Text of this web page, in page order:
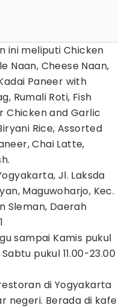
ini meliputi Chicken
Naan, Cheese Naan,
Paneer with
Rumali Roti, Fish
Chicken and Garlic
Rice, Assorted
Chai Latte,
Jl. Laksda
Maguwoharjo, Kec.
Sleman, Daerah
sampai Kamis pukul
pukul 11.00-23.00
di Yogyakarta
negeri. Berada di kafe